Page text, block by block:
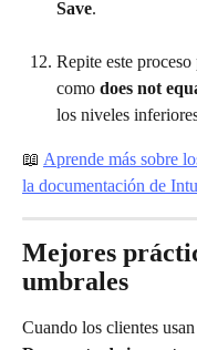
Save.
Repite este
como does not
los niveles
📖 Aprende más sobre
la documentación de
Mejores
umbrales
Cuando los clientes